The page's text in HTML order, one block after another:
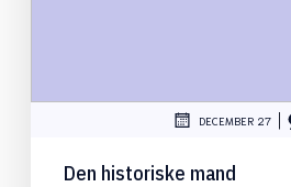
DECEMBER 27
Den historiske mand